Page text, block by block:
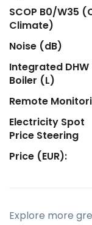
SCOP B0/W35
Climate)
Noise (dB)
Integrated DHW
Boiler (L)
Remote
Electricity Spot
Price Steering
Price (EUR):
Explore more